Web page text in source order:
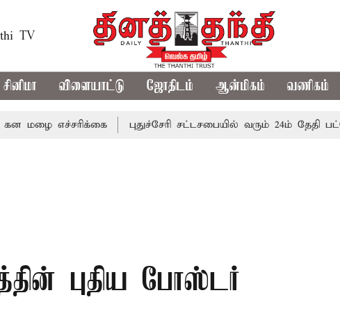
TV
சினிமா விளையாட்டு ஜோதிடம் ஆன்மிகம் வணிகம்
புதுச்சேரி சட்டசபையில் வரும் 24ம் தேதி பட்ஜெட்
புதிய போஸ்டர்